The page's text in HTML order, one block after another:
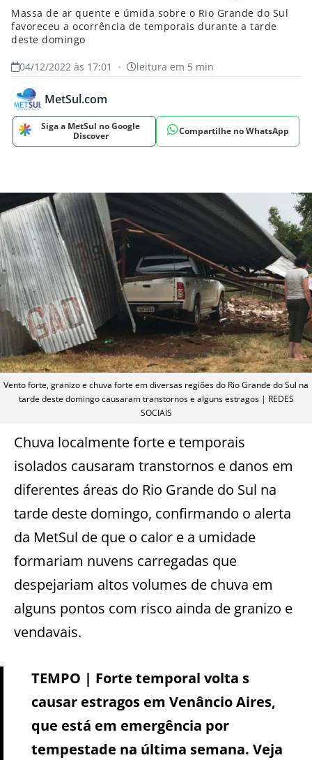
Massa de ar quente e úmida sobre o Rio Grande do Sul
favoreceu a ocorrência de temporais durante a tarde
deste domingo
04/12/2022 às 17:01 • leitura em 5 min
MetSul.com
Siga a MetSul no Google
Discover
Compartilhe no WhatsApp
Vento forte, granizo e chuva forte em diversas regiões do Rio Grande do Sul na
tarde deste domingo causaram transtornos e alguns estragos | REDES
SOCIAIS
Chuva localmente forte e temporais
isolados causaram transtornos e danos em
diferentes áreas do Rio Grande do Sul na
tarde deste domingo, confirmando o alerta
da MetSul de que o calor e a umidade
formariam nuvens carregadas que
despejariam altos volumes de chuva em
alguns pontos com risco ainda de granizo e
vendavais.
TEMPO | Forte temporal volta s
causar estragos em Venâncio Aires,
que está em emergência por
tempestade na última semana. Veja